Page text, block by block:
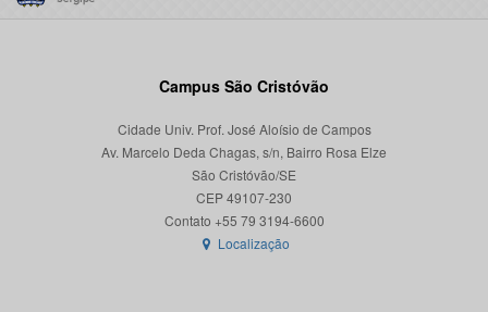
Campus São Cristóvão
Cidade Univ. Prof. José Aloísio de Campos
Av. Marcelo Deda Chagas, s/n, Bairro Rosa Elze
São Cristóvão/SE
CEP 49107-230
Localização